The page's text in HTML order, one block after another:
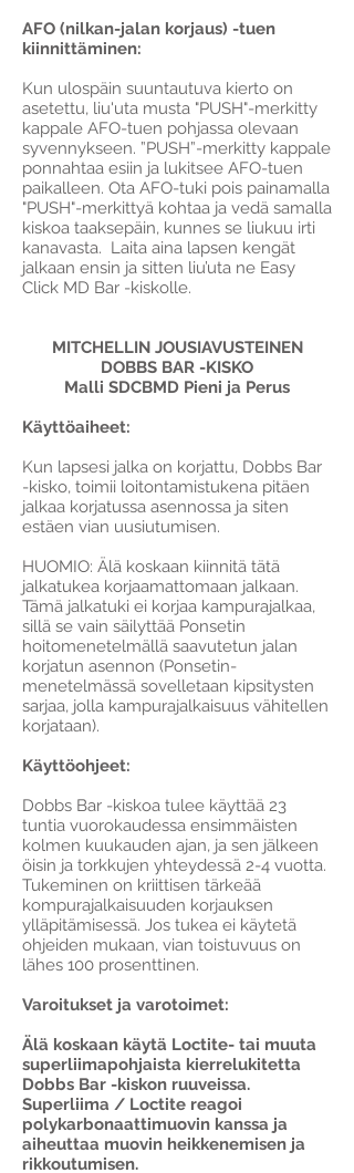
AFO (nilkan-jalan korjaus) -tuen
kiinnittäminen:
Kun ulospäin suuntautuva kierto on
asetettu, liu'uta musta "PUSH"-merkitty
kappale AFO-tuen pohjassa olevaan
syvennykseen. ”PUSH”-merkitty kappale
ponnahtaa esiin ja lukitsee AFO-tuen
paikalleen. Ota AFO-tuki pois painamalla
"PUSH"-merkittyä kohtaa ja vedä samalla
kiskoa taaksepäin, kunnes se liukuu irti
kanavasta. Laita aina lapsen kengät
jalkaan ensin ja sitten liu’uta ne Easy
Click MD Bar -kiskolle.
MITCHELLIN JOUSIAVUSTEINEN
DOBBS BAR -KISKO
Malli SDCBMD Pieni ja Perus
Käyttöaiheet:
Kun lapsesi jalka on korjattu, Dobbs Bar
-kisko, toimii loitontamistukena pitäen
jalkaa korjatussa asennossa ja siten
estäen vian uusiutumisen.
HUOMIO: Älä koskaan kiinnitä tätä
jalkatukea korjaamattomaan jalkaan.
Tämä jalkatuki ei korjaa kampurajalkaa,
sillä se vain säilyttää Ponsetin
hoitomenetelmällä saavutetun jalan
korjatun asennon (Ponsetin-
menetelmässä sovelletaan kipsitysten
sarjaa, jolla kampurajalkaisuus vähitellen
korjataan).
Käyttöohjeet:
Dobbs Bar -kiskoa tulee käyttää 23
tuntia vuorokaudessa ensimmäisten
kolmen kuukauden ajan, ja sen jälkeen
öisin ja torkkujen yhteydessä 2-4 vuotta.
Tukeminen on kriittisen tärkeää
kompurajalkaisuuden korjauksen
ylläpitämisessä. Jos tukea ei käytetä
ohjeiden mukaan, vian toistuvuus on
lähes 100 prosenttinen.
Varoitukset ja varotoimet:
Älä koskaan käytä Loctite- tai muuta
superliimapohjaista kierrelukitetta
Dobbs Bar -kiskon ruuveissa.
Superliima / Loctite reagoi
polykarbonaattimuovin kanssa ja
aiheuttaa muovin heikkenemisen ja
rikkoutumisen.